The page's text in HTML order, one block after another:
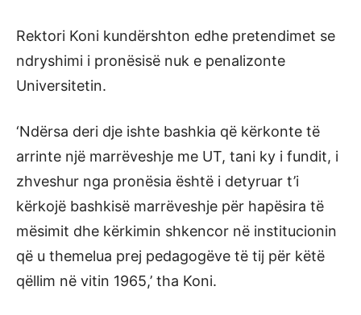
Rektori Koni kundërshton edhe pretendimet se
ndryshimi i pronësisë nuk e penalizonte
Universitetin.
‘Ndërsa deri dje ishte bashkia që kërkonte të
arrinte një marrëveshje me UT, tani ky i fundit, i
zhveshur nga pronësia është i detyruar t’i
kërkojë bashkisë marrëveshje për hapësira të
mësimit dhe kërkimin shkencor në institucionin
që u themelua prej pedagogëve të tij për këtë
qëllim në vitin 1965,’ tha Koni.